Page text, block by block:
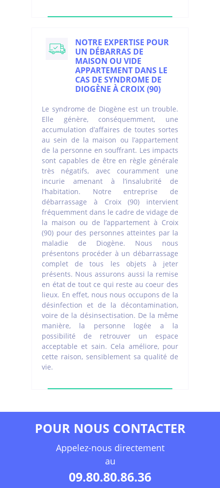
NOTRE EXPERTISE POUR
UN DÉBARRAS DE
MAISON OU VIDE
APPARTEMENT DANS LE
CAS DE SYNDROME DE
DIOGÈNE À CROIX (90)
Le syndrome de Diogène est un trouble.
Elle génère, conséquemment, une
accumulation d’affaires de toutes sortes
au sein de la maison ou l’appartement
de la personne en souffrant. Les impacts
sont capables de être en règle générale
très négatifs, avec couramment une
incurie amenant à l’insalubrité de
l’habitation. Notre entreprise de
débarrassage à Croix (90) intervient
fréquemment dans le cadre de vidage de
la maison ou de l’appartement à Croix
(90) pour des personnes atteintes par la
maladie de Diogène. Nous nous
présentons procéder à un débarrassage
complet de tous les objets à jeter
présents. Nous assurons aussi la remise
en état de tout ce qui reste au coeur des
lieux. En effet, nous nous occupons de la
désinfection et de la décontamination,
voire de la désinsectisation. De la même
manière, la personne logée a la
possibilité de retrouver un espace
acceptable et sain. Cela améliore, pour
cette raison, sensiblement sa qualité de
vie.
POUR NOUS CONTACTER
Appelez-nous directement
au
09.80.80.86.36